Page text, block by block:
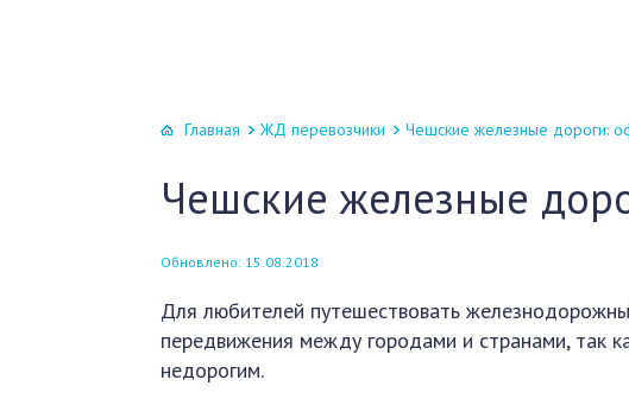
Главная ЖД перевозчики Чешские железные дороги:
Чешские железные
Обновлено: 15.08.2018
Для любителей путешествовать
передвижения между городами и странами, так
недорогим.